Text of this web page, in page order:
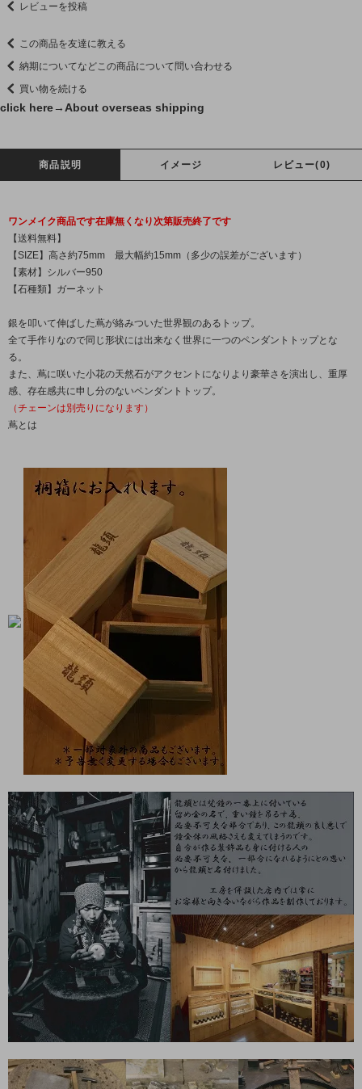
レビューを投稿
この商品を友達に教える
納期についてなどこの商品について問い合わせる
買い物を続ける
click here→About overseas shipping
商品説明 イメージ レビュー(0)
ワンメイク商品です在庫無くなり次第販売終了です
【送料無料】
【SIZE】高さ約75mm 最大幅約15mm（多少の誤差がございます）
【素材】シルバー950
【石種類】ガーネット
銀を叩いて伸ばした蔦が絡みついた世界観のあるトップ。
全て手作りなので同じ形状には出来なく世界に一つのペンダントトップとな
る。
また、蔦に咲いた小花の天然石がアクセントになりより豪華さを演出し、重厚
感、存在感共に申し分のないペンダントトップ。
（チェーンは別売りになります）
蔦とは